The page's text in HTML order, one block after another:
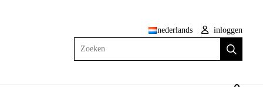
nederlands
inloggen
Zoeken